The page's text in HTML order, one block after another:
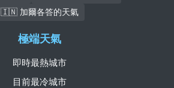
🇮🇳 加爾各答的天氣
極端天氣
即時最熱城市
目前最冷城市